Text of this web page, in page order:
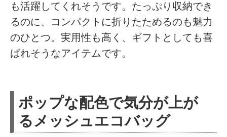
も活躍してくれそうです。たっぷり収納でき
るのに、コンパクトに折りたためるのも魅力
のひとつ。実用性も高く、ギフトとしても喜
ばれそうなアイテムです。
ポップな配色で気分が上が
るメッシュエコバッグ